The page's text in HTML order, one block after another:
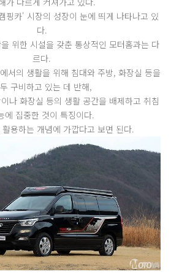
핑카' 시장의 성장이 눈에 띄게 나타나고 있
다.
위한 시설을 갖춘 통상적인 모터홈과는 다
르다.
서의 생활을 위해 침대와 주방, 화장실 등을
구비하고 있는 데 반해,
나 화장실 등의 생활 공간을 배제하고 취침
에 집중한 것이 특징이다.
용하는 개념에 가깝다고 보면 된다.